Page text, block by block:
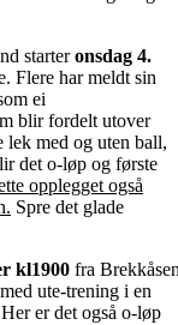
starteronsdag 4.
Flere har meldt sin
ei
blir fordelt utover
lek med og uten ball,
det o-løp og første
opplegget også
Spre det glade
kl1900 fra
ute-trening i en
er det også o-løp